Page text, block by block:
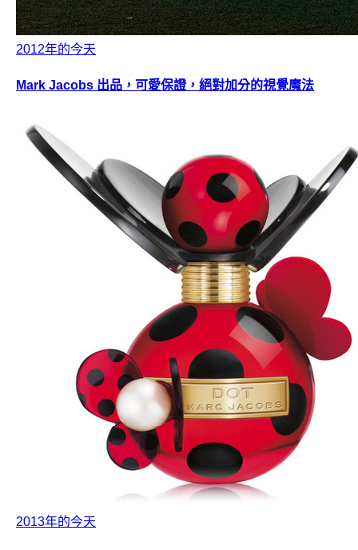
2012年的今天
Mark Jacobs 出品，可愛保證，絕對加分的視覺魔法
2013年的今天